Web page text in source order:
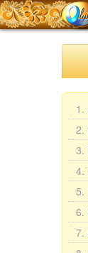
1.
2.
3.
4.
5.
6.
7.